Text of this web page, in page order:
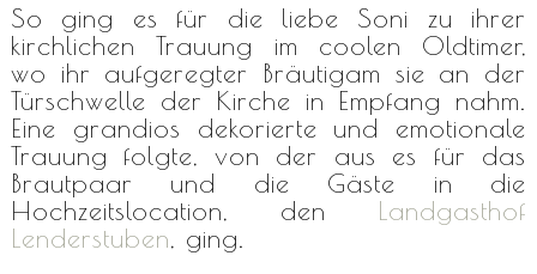
So ging es für die liebe Soni zu ihrer
kirchlichen Trauung im coolen Oldtimer,
wo ihr aufgeregter Bräutigam sie an der
Türschwelle der Kirche in Empfang nahm.
Eine grandios dekorierte und emotionale
Trauung folgte, von der aus es für das
Brautpaar und die Gäste in die
Hochzeitslocation, den Landgasthof
Lenderstuben, ging.